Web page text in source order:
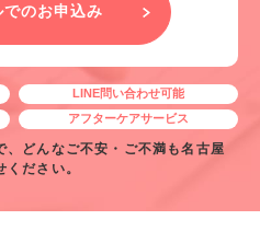
でのお申込み
LINE問い合わせ可能
アフターケアサービス
どんなご不安・ご不満も名古屋
ださい。